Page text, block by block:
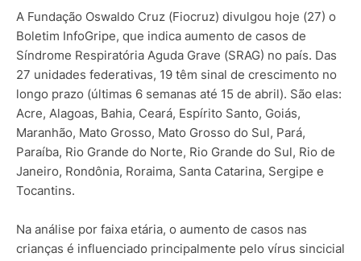
A Fundação Oswaldo Cruz (Fiocruz) divulgou hoje (27) o
Boletim InfoGripe, que indica aumento de casos de
Síndrome Respiratória Aguda Grave (SRAG) no país. Das
27 unidades federativas, 19 têm sinal de crescimento no
longo prazo (últimas 6 semanas até 15 de abril). São elas:
Acre, Alagoas, Bahia, Ceará, Espírito Santo, Goiás,
Maranhão, Mato Grosso, Mato Grosso do Sul, Pará,
Paraíba, Rio Grande do Norte, Rio Grande do Sul, Rio de
Janeiro, Rondônia, Roraima, Santa Catarina, Sergipe e
Tocantins.
Na análise por faixa etária, o aumento de casos nas
crianças é influenciado principalmente pelo vírus sincicial